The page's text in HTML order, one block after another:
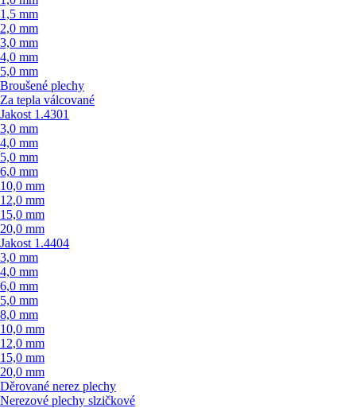
1,5 mm
2,0 mm
3,0 mm
4,0 mm
5,0 mm
Broušené plechy
Za tepla válcované
Jakost 1.4301
3,0 mm
4,0 mm
5,0 mm
6,0 mm
10,0 mm
12,0 mm
15,0 mm
20,0 mm
Jakost 1.4404
3,0 mm
4,0 mm
6,0 mm
5,0 mm
8,0 mm
10,0 mm
12,0 mm
15,0 mm
20,0 mm
Děrované nerez plechy
Nerezové plechy slzičkové